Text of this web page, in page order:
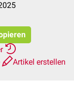
Artikel erstellen